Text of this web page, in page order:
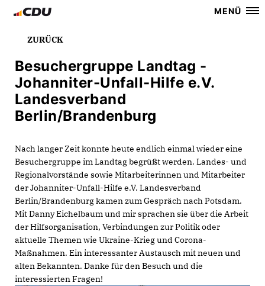
MENÜ
ZURÜCK
Besuchergruppe Landtag -
Johanniter-Unfall-Hilfe e.V.
Landesverband
Berlin/Brandenburg
Nach langer Zeit konnte heute endlich einmal wieder eine
Besuchergruppe im Landtag begrüßt werden. Landes- und
Regionalvorstände sowie Mitarbeiterinnen und Mitarbeiter
der Johanniter-Unfall-Hilfe e.V. Landesverband
Berlin/Brandenburg kamen zum Gespräch nach Potsdam.
Mit Danny Eichelbaum und mir sprachen sie über die Arbeit
der Hilfsorganisation, Verbindungen zur Politik oder
aktuelle Themen wie Ukraine-Krieg und Corona-
Maßnahmen. Ein interessanter Austausch mit neuen und
alten Bekannten. Danke für den Besuch und die
interessierten Fragen!